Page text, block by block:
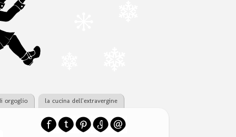
orgoglio la cucina dell'extravergine